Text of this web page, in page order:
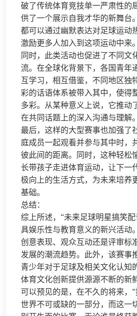
破了传统体育竞技单一严肃性的
供了一个展示自我才华的新舞台
都可以通过幽默表达对足球运动
激励更多人加入到这项运动中来。
同时，此类活动也促进了不同文
流。在全球化背景下，各国青年
互学习，相互借鉴，不同地区独
彩的话语体系被带入其中，使得
多彩。从某种意义上说，它推动
在共同话题上的深入沟通与理解。
最后，这样的大型赛事也加强了
庭成员一起观看并参与其中时，
彼此间的距离。同时，这种轻松
长带孩子走进体育运动，让下一
极向上的生活方式，为未来培养
基础。
总结：
综上所述，“未来足球明星搞笑
具娱乐性与教育意义的新兴活动
创意表现、观众互动还是评审标
发展的潮流趋势。此外，该赛事
青少年对于足球及相关文化认知
体育文化创新提供源源不断的新
可以预见的是，在不久的将来，
世界不可或缺的一部分，而这一